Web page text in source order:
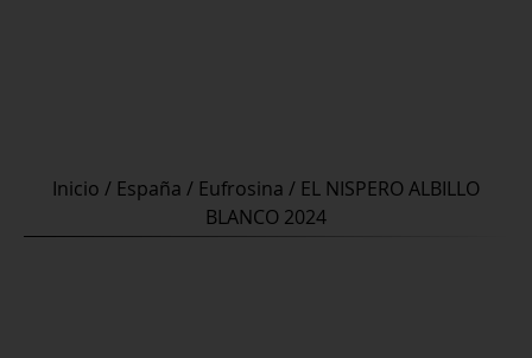
Inicio / España / Eufrosina / EL NISPERO ALBILLO
BLANCO 2024